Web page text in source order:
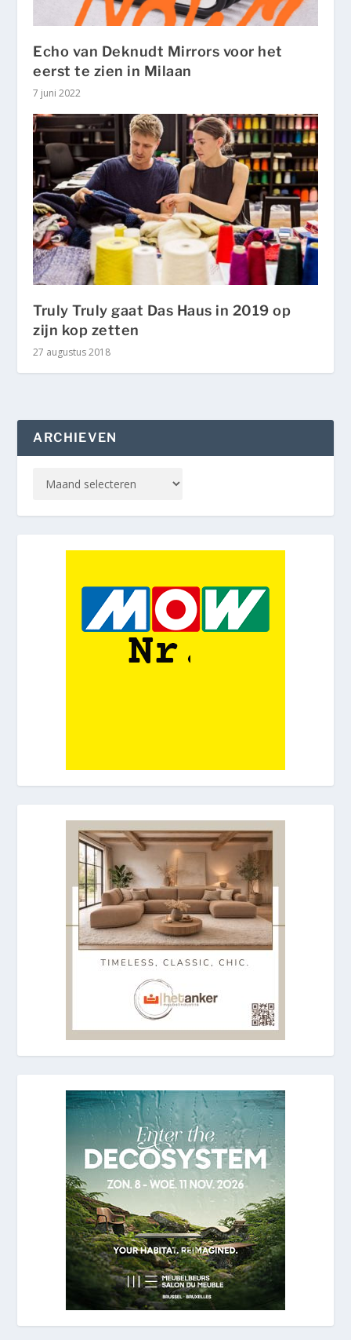
Echo van Deknudt Mirrors voor het
eerst te zien in Milaan
7 juni 2022
Truly Truly gaat Das Haus in 2019 op
zijn kop zetten
27 augustus 2018
ARCHIEVEN